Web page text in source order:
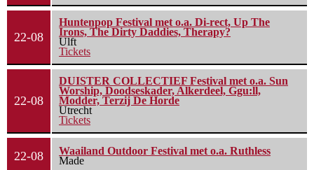
22-08
Huntenpop Festival met o.a. Di-rect, Up The
Irons, The Dirty Daddies, Therapy?
Ulft
Tickets
22-08
DUISTER COLLECTIEF Festival met o.a. Sun
Worship, Doodseskader, Alkerdeel, Ggu:ll,
Modder, Terzij De Horde
Utrecht
Tickets
22-08
Waailand Outdoor Festival met o.a. Ruthless
Made